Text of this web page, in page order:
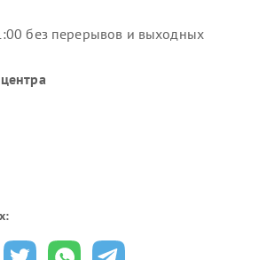
без перерывов и выходных